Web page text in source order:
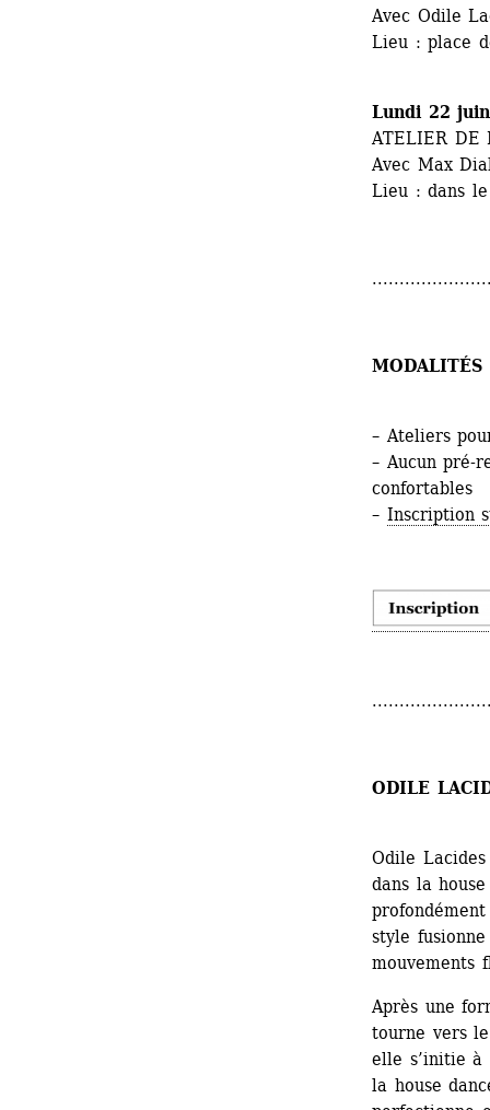
Avec Odile
Lieu : place
Lundi 22
ATELIER DE
Avec Max
Lieu : dans
MODALITÉS
– Ateliers
– Aucun pré-
confortables
– Inscription
ODILE
Odile
dans la
style
mouvements
Après une
tourne vers
elle s’initie à
la house